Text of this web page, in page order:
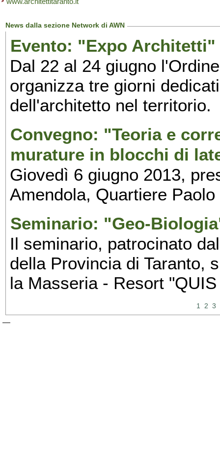
News dalla sezione Network di AWN
Evento: "Expo Architetti"
Dal 22 al 24 giugno
organizza tre giorni
dell'architetto nel territorio.
Convegno: "Teoria e
murature in blocchi di
Giovedì 6 giugno 2013,
Amendola, Quartiere Paolo
Seminario: "Geo-
Il seminario, patrocinato
della Provincia di Taranto,
la Masseria - Resort
1 2 3